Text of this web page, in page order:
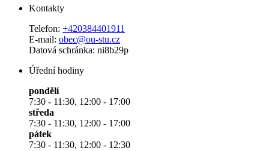
Kontakty
Telefon: +420384401911
E-mail: obec@ou-stu.cz
Datová schránka: ni8b29p
Úřední hodiny
pondělí
7:30 - 11:30, 12:00 - 17:00
středa
7:30 - 11:30, 12:00 - 17:00
pátek
7:30 - 11:30, 12:00 - 12:30